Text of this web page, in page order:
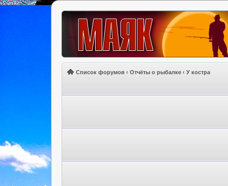
Список форумов ‹ Отчёты о рыбалке ‹ У костра